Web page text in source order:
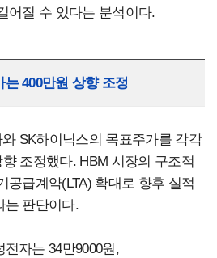
어질 수 있다는 분석이다.
400만원 상향 조정
SK하이닉스의 목표주가를 각각
조정했다. HBM 시장의 구조적
공급계약(LTA) 확대로 향후 실적
는 판단이다.
자는 34만9000원,